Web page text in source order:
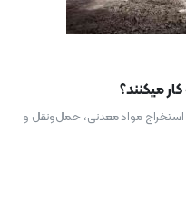
میکنند؟
مواد معدنی، حمل‌ونقل و